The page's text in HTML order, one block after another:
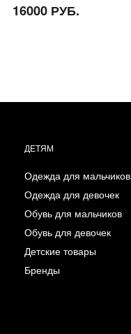
16000 РУБ.
ДЕТЯМ
Одежда для мальчиков
Одежда для девочек
Обувь для мальчиков
Обувь для девочек
Детские товары
Бренды